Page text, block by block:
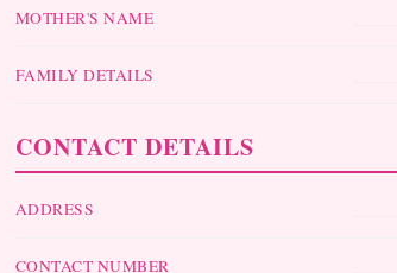
MOTHER'S NAME
FAMILY DETAILS
CONTACT DETAILS
ADDRESS
CONTACT NUMBER